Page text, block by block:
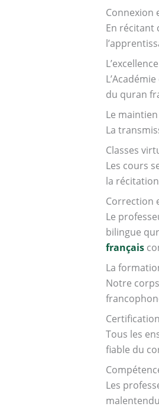
Connexion
En récitant
du quran
Le
La
Classes
Les cours
la
Correction
Le
bilingue
français
La
Notre
Tous les
fiable du
Les